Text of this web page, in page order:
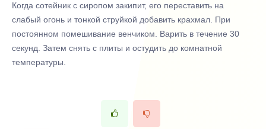
Когда сотейник с сиропом закипит, его переставить на
слабый огонь и тонкой струйкой добавить крахмал. При
постоянном помешивание венчиком. Варить в течение 30
секунд. Затем снять с плиты и остудить до комнатной
температуры.